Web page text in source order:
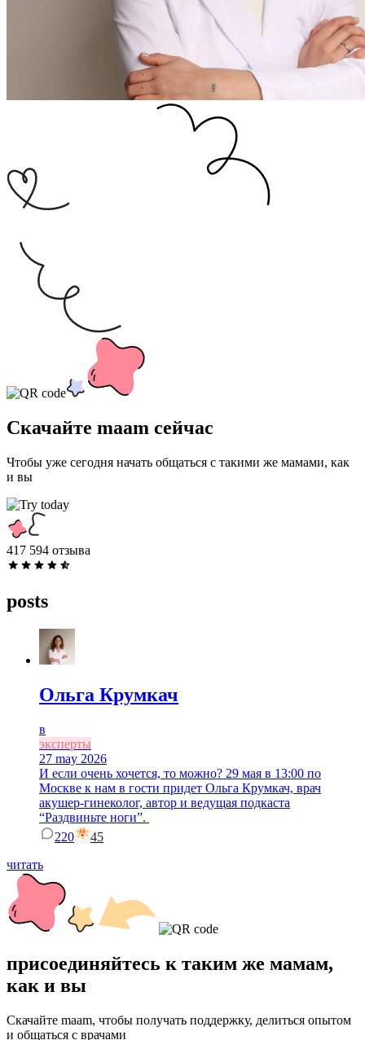
Скачайте maam сейчас
Чтобы уже сегодня начать общаться с такими же мамами, как
и вы
417 594 отзыва
posts
Ольга Крумкач
в
эксперты
27 may 2026
И если очень хочется, то можно? 29 мая в 13:00 по
Москве к нам в гости придет Ольга Крумкач, врач
акушер-гинеколог, автор и ведущая подкаста
“Раздвиньте ноги”.
220
45
читать
присоединяйтесь к таким же мамам,
как и вы
Скачайте maam, чтобы получать поддержку, делиться опытом
и общаться с врачами